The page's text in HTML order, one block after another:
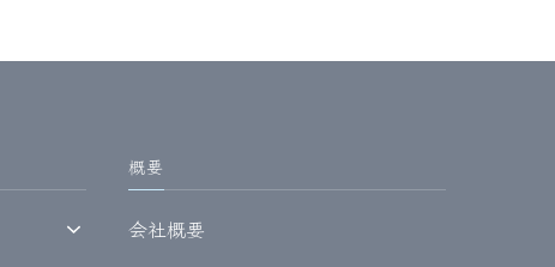
概要
会社概要